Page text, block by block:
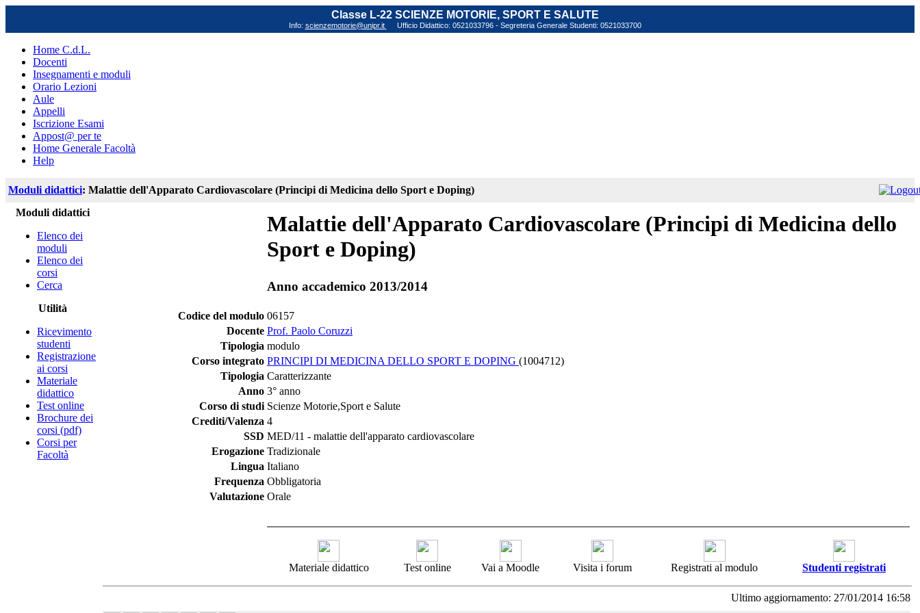
Classe L-22 SCIENZE MOTORIE, SPORT E SALUTE
Info: scienzemotorie@unipr.it Ufficio Didattico: 0521033796 - Segreteria Generale Studenti: 0521033700
Home C.d.L.
Docenti
Insegnamenti e moduli
Orario Lezioni
Aule
Appelli
Iscrizione Esami
Appost@ per te
Home Generale Facoltà
Help
Moduli didattici: Malattie dell'Apparato Cardiovascolare (Principi di Medicina dello Sport e Doping)
Moduli didattici
Elenco dei
moduli
Elenco dei
corsi
Cerca
Utilità
Ricevimento
studenti
Registrazione
ai corsi
Materiale
didattico
Test online
Brochure dei
corsi (pdf)
Corsi per
Facoltà
Malattie dell'Apparato Cardiovascolare (Principi di Medicina dello
Sport e Doping)
Anno accademico 2013/2014
Codice del modulo 06157
Docente Prof. Paolo Coruzzi
Tipologia modulo
Corso integrato PRINCIPI DI MEDICINA DELLO SPORT E DOPING (1004712)
Tipologia Caratterizzante
Anno 3° anno
Corso di studi Scienze Motorie,Sport e Salute
Crediti/Valenza 4
SSD MED/11 - malattie dell'apparato cardiovascolare
Erogazione Tradizionale
Lingua Italiano
Frequenza Obbligatoria
Valutazione Orale
Materiale didattico Test online Vai a Moodle Visita i forum Registrati al modulo Studenti registrati
Ultimo aggiornamento: 27/01/2014 16:58